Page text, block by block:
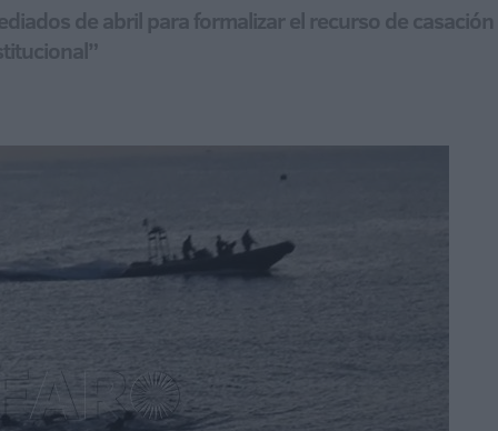
de abril para formalizar el recurso de